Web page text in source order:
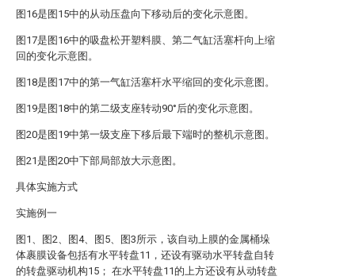
图16是图15中的从动压盘向下移动后的变化示意图。
图17是图16中的吸盘松开塑料膜、第二气缸活塞杆向上缩
回的变化示意图。
图18是图17中的第一气缸活塞杆水平缩回的变化示意图。
图19是图18中的第二级支座转动90°后的变化示意图。
图20是图19中第一级支座下移后最下端时的整机示意图。
图21是图20中下部局部放大示意图。
具体实施方式
实施例一
图1、图2、图4、图5、图3所示，该自动上膜的金属桶垛
体裹膜设备包括有水平转盘11，还设有驱动水平转盘自转
的转盘驱动机构15； 在水平转盘11的上方还设有从动转盘